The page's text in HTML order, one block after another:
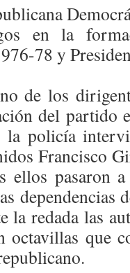
en la
78 y
de los
del partido
policía
Francisco
ellos pasaron
dependencias
la redada las
octavillas que